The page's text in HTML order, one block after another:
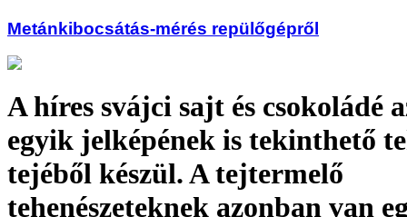
Metánkibocsátás-mérés repülőgépről
A híres svájci sajt és csokoládé
egyik jelképének is tekinthető
tejéből készül. A tejtermelő
tehenészeteknek azonban van